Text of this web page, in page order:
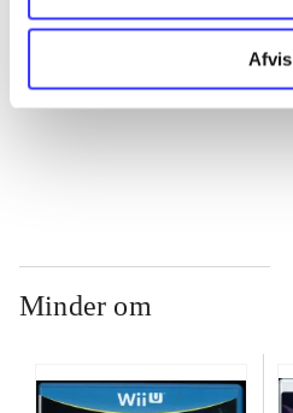
Afvis
Minder om